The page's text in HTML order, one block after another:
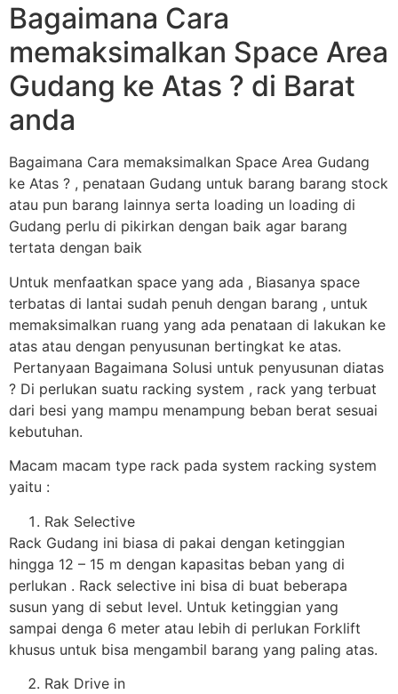
Bagaimana Cara
memaksimalkan Space Area
Gudang ke Atas ? di Barat
anda
Bagaimana Cara memaksimalkan Space Area Gudang
ke Atas ? , penataan Gudang untuk barang barang stock
atau pun barang lainnya serta loading un loading di
Gudang perlu di pikirkan dengan baik agar barang
tertata dengan baik
Untuk menfaatkan space yang ada , Biasanya space
terbatas di lantai sudah penuh dengan barang , untuk
memaksimalkan ruang yang ada penataan di lakukan ke
atas atau dengan penyusunan bertingkat ke atas.
Pertanyaan Bagaimana Solusi untuk penyusunan diatas
? Di perlukan suatu racking system , rack yang terbuat
dari besi yang mampu menampung beban berat sesuai
kebutuhan.
Macam macam type rack pada system racking system
yaitu :
Rak Selective
Rack Gudang ini biasa di pakai dengan ketinggian
hingga 12 – 15 m dengan kapasitas beban yang di
perlukan . Rack selective ini bisa di buat beberapa
susun yang di sebut level. Untuk ketinggian yang
sampai denga 6 meter atau lebih di perlukan Forklift
khusus untuk bisa mengambil barang yang paling atas.
Rak Drive in